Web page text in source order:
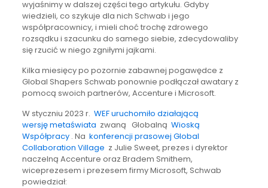
wyjaśnimy w dalszej części tego artykułu. Gdyby
wiedzieli, co szykuje dla nich Schwab i jego
współpracownicy, i mieli choć trochę zdrowego
rozsądku i szacunku do samego siebie, zdecydowaliby
się rzucić w niego zgniłymi jajkami.
Kilka miesięcy po pozornie zabawnej pogawędce z
Global Shapers Schwab ponownie podłączał awatary z
pomocą swoich partnerów, Accenture i Microsoft.
W styczniu 2023 r. WEF uruchomiło działającą
wersjęmetaświata zwaną Globalną Wioską
Współpracy. Na konferencji prasowej Global
Collaboration Village z Julie Sweet, prezes i dyrektor
naczelną Accenture oraz Bradem Smithem,
wiceprezesem i prezesem firmy Microsoft, Schwab
powiedział: